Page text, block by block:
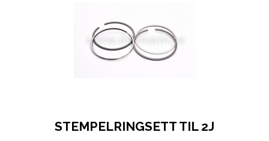
STEMPELRINGSETT TIL 2J